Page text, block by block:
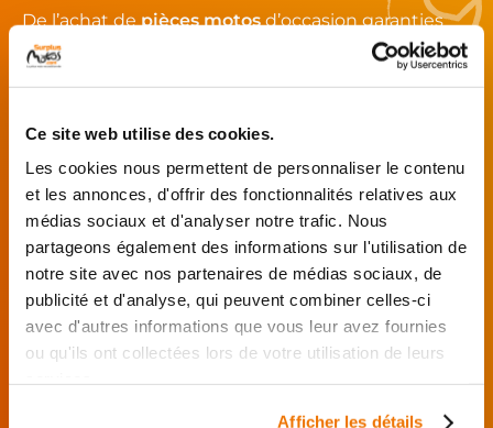
Ce site web utilise des cookies.
Les cookies nous permettent de personnaliser le contenu
et les annonces, d'offrir des fonctionnalités relatives aux
médias sociaux et d'analyser notre trafic. Nous
partageons également des informations sur l'utilisation de
notre site avec nos partenaires de médias sociaux, de
publicité et d'analyse, qui peuvent combiner celles-ci
avec d'autres informations que vous leur avez fournies
ou qu'ils ont collectées lors de votre utilisation de leurs
Afficher les détails
De l’achat depièces motosd’occasion garanties
jusqu'à la révision complète de votre
moto,
retrouvez notre réseau de réparateurs et de
Je choisis mon réparateur et me
présente au garage.
J’effectue ma
commande
directement auprès
du réparateur.
Mes pièces sont livrées et
montées chez le partenaire.
Rechercher par...